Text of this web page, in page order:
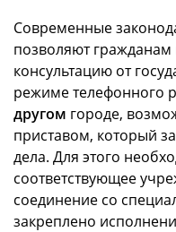
Современные
позволяют
консультацию от
режиме телефонного
другом городе,
приставом, который
дела. Для этого
соответствующее
соединение со
закреплено